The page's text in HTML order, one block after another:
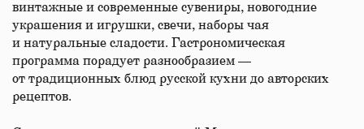
винтажные и современные сувениры, новогодние
украшения и игрушки, свечи, наборы чая
и натуральные сладости. Гастрономическая
программа порадует разнообразием —
от традиционных блюд русской кухни до авторских
рецептов.